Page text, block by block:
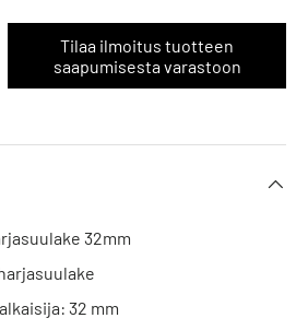
määrää
Tilaa ilmoitus tuotteen
saapumisesta varastoon
32mm
32 mm